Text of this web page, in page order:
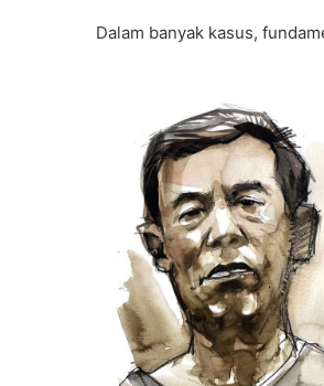
Dalam banyak kasus,